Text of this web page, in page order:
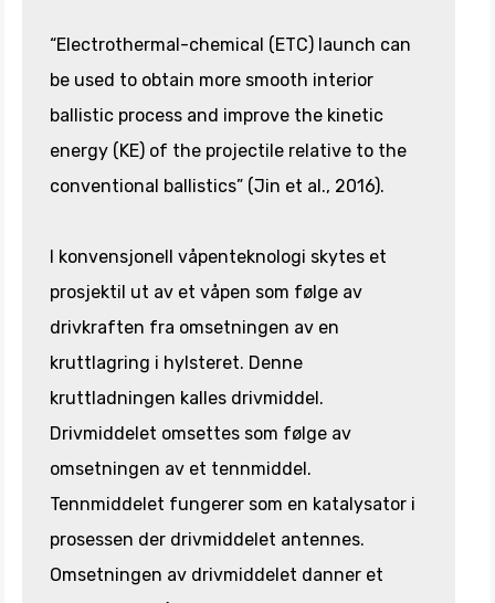
“Electrothermal-chemical (ETC) launch can
be used to obtain more smooth interior
ballistic process and improve the kinetic
energy (KE) of the projectile relative to the
conventional ballistics” (Jin et al., 2016).
I konvensjonell våpenteknologi skytes et
prosjektil ut av et våpen som følge av
drivkraften fra omsetningen av en
kruttlagring i hylsteret. Denne
kruttladningen kalles drivmiddel.
Drivmiddelet omsettes som følge av
omsetningen av et tennmiddel.
Tennmiddelet fungerer som en katalysator i
prosessen der drivmiddelet antennes.
Omsetningen av drivmiddelet danner et